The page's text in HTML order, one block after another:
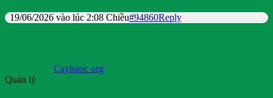
19/06/2026 vào lúc 2:08 Chiều#94860Reply
Cayhuoc org
Quản lý